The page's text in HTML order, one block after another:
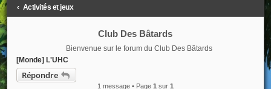
Activités et jeux
Club Des Bâtards
Bienvenue sur le forum du Club Des Bâtards
[Monde] L'UHC
Répondre
1 message • Page 1 sur 1